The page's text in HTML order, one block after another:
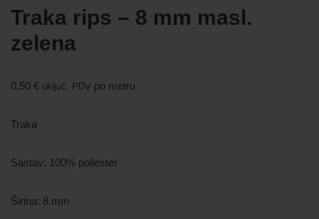
Traka rips – 8 mm masl.
zelena
0,50 € uključ. PDV po metru
Traka
Sastav: 100% poliester
Širina: 8 mm